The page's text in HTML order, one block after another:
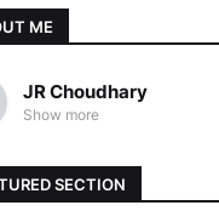
ME
JR Choudhary
Show more
SECTION